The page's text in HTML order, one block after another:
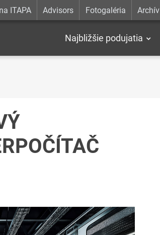
ITAPA Advisors Fotogaléria Archív
Najbližšie podujatia